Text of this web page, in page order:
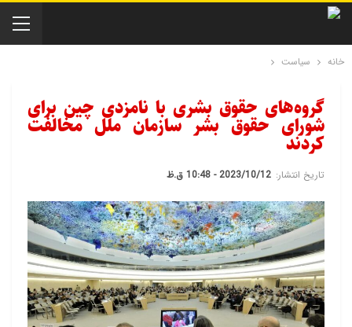
خانه سیاست
گروه‌های حقوق بشری با نامزدی چین برای
شورای حقوق بشر سازمان ملل مخالفت
کردند
تاریخ انتشار: 2023/10/12 - 10:48 ق.ظ